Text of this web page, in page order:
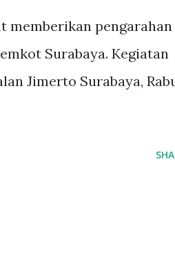
memberikan pengarahan
Surabaya. Kegiatan
Jimerto Surabaya,